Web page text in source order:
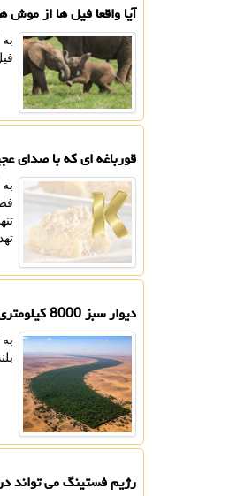
آیا واقعا فیل ها از موش
قورباغه ای که با صدای
دیوار سبز 8000 کیلومتری آفریقا برای نجات زمین
رژیم فستینگ می تواند